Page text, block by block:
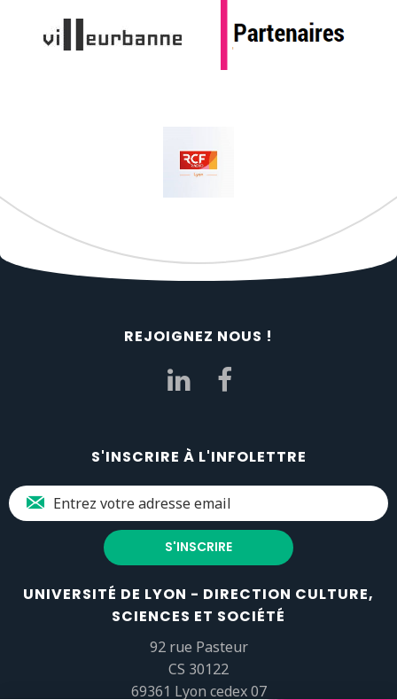
REJOIGNEZ NOUS !
S'INSCRIRE À L'INFOLETTRE
UNIVERSITÉ DE LYON - DIRECTION CULTURE,
SCIENCES ET SOCIÉTÉ
92 rue Pasteur
CS 30122
69361 Lyon cedex 07